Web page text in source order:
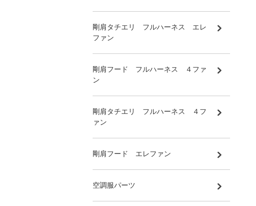
剛肩タチエリ フルハーネス エレ
ファン
剛肩フード フルハーネス ４ファ
ン
剛肩タチエリ フルハーネス ４フ
ァン
剛肩フード エレファン
空調服パーツ